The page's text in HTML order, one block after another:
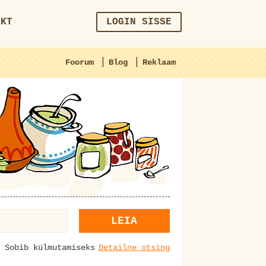
LOGIN SISSE
Foorum | Blog | Reklaam
LEIA
Sobib külmutamiseks Detailne otsing